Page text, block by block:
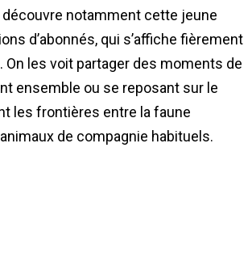
découvre notamment cette jeune
d’abonnés, qui s’affiche fièrement
On les voit partager des moments de
ensemble ou se reposant sur le
les frontières entre la faune
de compagnie habituels.